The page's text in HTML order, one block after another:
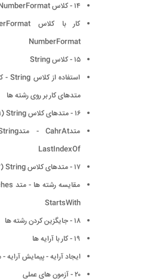
۱۴ - کلاس NumberFormat
NumberFormat
۱۵ - کلاس String
متدهای کار بر روی رشته ها
۱۶ - متدهای کلاس String (١)
LastIndexOf
۱۷ - متدهای کلاس String (٢)
StartsWith
۱۸ - جایگزین کردن رشته ها
۱۹ - کار با آرایه ها
ایجاد آرایه - پیمایش آرایه
۲۰ - آزمون های عملی